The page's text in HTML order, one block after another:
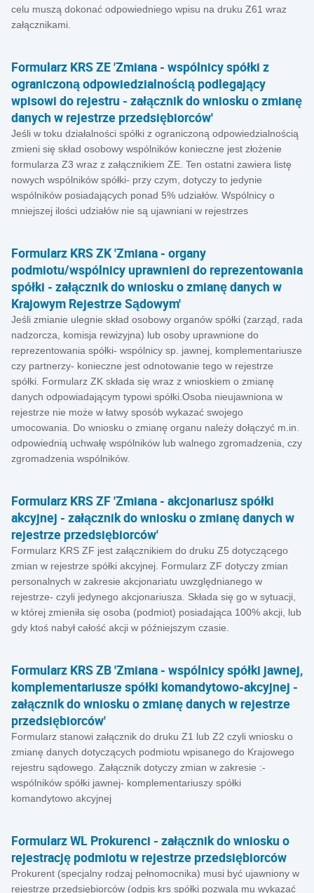
celu muszą dokonać odpowiedniego wpisu na druku Z61 wraz
załącznikami.
Formularz KRS ZE 'Zmiana - wspólnicy spółki z
ograniczoną odpowiedzialnością podlegający
wpisowi do rejestru - załącznik do wniosku o zmianę
danych w rejestrze przedsiębiorców'
Jeśli w toku działalności spółki z ograniczoną odpowiedzialnością
zmieni się skład osobowy wspólników konieczne jest złożenie
formularza Z3 wraz z załącznikiem ZE. Ten ostatni zawiera listę
nowych wspólników spółki- przy czym, dotyczy to jedynie
wspólników posiadających ponad 5% udziałów. Wspólnicy o
mniejszej ilości udziałów nie są ujawniani w rejestrzes
Formularz KRS ZK 'Zmiana - organy
podmiotu/wspólnicy uprawnieni do reprezentowania
spółki - załącznik do wniosku o zmianę danych w
Krajowym Rejestrze Sądowym'
Jeśli zmianie ulegnie skład osobowy organów spółki (zarząd, rada
nadzorcza, komisja rewizyjna) lub osoby uprawnione do
reprezentowania spółki- wspólnicy sp. jawnej, komplementariusze
czy partnerzy- konieczne jest odnotowanie tego w rejestrze
spółki. Formularz ZK składa się wraz z wnioskiem o zmianę
danych odpowiadającym typowi spółki.Osoba nieujawniona w
rejestrze nie może w łatwy sposób wykazać swojego
umocowania. Do wniosku o zmianę organu należy dołączyć m.in.
odpowiednią uchwałę wspólników lub walnego zgromadzenia, czy
zgromadzenia wspólników.
Formularz KRS ZF 'Zmiana - akcjonariusz spółki
akcyjnej - załącznik do wniosku o zmianę danych w
rejestrze przedsiębiorców'
Formularz KRS ZF jest załącznikiem do druku Z5 dotyczącego
zmian w rejestrze spółki akcyjnej. Formularz ZF dotyczy zmian
personalnych w zakresie akcjonariatu uwzględnianego w
rejestrze- czyli jedynego akcjonariusza. Składa się go w sytuacji,
w której zmieniła się osoba (podmiot) posiadająca 100% akcji, lub
gdy ktoś nabył całość akcji w późniejszym czasie.
Formularz KRS ZB 'Zmiana - wspólnicy spółki jawnej,
komplementariusze spółki komandytowo-akcyjnej -
załącznik do wniosku o zmianę danych w rejestrze
przedsiębiorców'
Formularz stanowi załącznik do druku Z1 lub Z2 czyli wniosku o
zmianę danych dotyczących podmiotu wpisanego do Krajowego
rejestru sądowego. Załącznik dotyczy zmian w zakresie :-
wspólników spółki jawnej- komplementariuszy spółki
komandytowo akcyjnej
Formularz WL Prokurenci - załącznik do wniosku o
rejestrację podmiotu w rejestrze przedsiębiorców
Prokurent (specjalny rodzaj pełnomocnika) musi być ujawniony w
rejestrze przedsiębiorców (odpis krs spółki pozwala mu wykazać